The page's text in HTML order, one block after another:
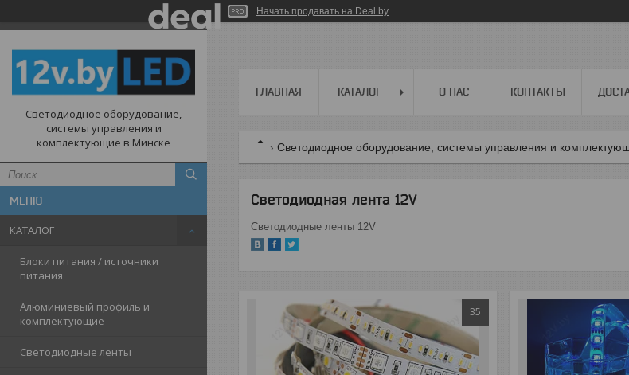
Начать продавать на Deal.by
Светодиодное оборудование,
системы управления и
комплектующие в Минске
КАТАЛОГ
Блоки питания / источники
питания
Алюминиевый профиль и
комплектующие
Светодиодные ленты
ГЛАВНАЯ КАТАЛОГ О НАС КОНТАКТЫ
Светодиодное оборудование, системы управления и
Светодиодная лента 12V
Светодиодные ленты 12V
35